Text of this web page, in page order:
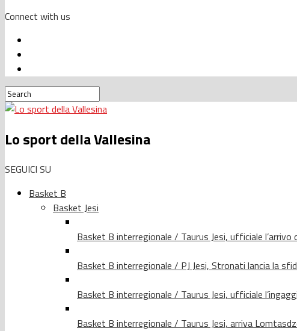
Connect with us
Lo sport della Vallesina
SEGUICI SU
Basket B
Basket Jesi
Basket B interregionale / Taurus Jesi, ufficiale l’arrivo
Basket B interregionale / PJ Jesi, Stronati lancia la
Basket B interregionale / Taurus Jesi, ufficiale
Basket B interregionale / Taurus Jesi, arriva